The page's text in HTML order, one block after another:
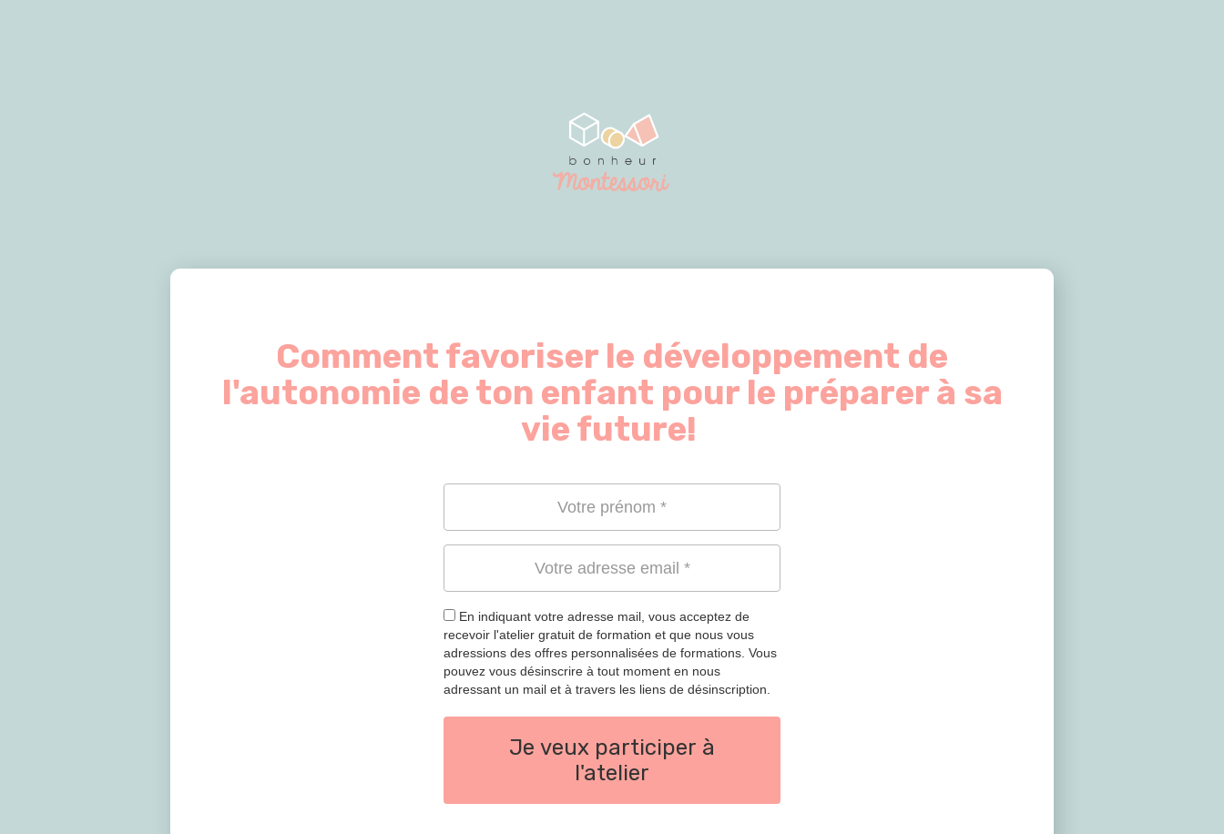
Comment favoriser le développement de
l'autonomie de ton enfant pour le préparer à sa
vie future!
En indiquant votre adresse mail, vous acceptez de
recevoir l'atelier gratuit de formation et que nous vous
adressions des offres personnalisées de formations. Vous
pouvez vous désinscrire à tout moment en nous
adressant un mail et à travers les liens de désinscription.
Je veux participer à
l'atelier